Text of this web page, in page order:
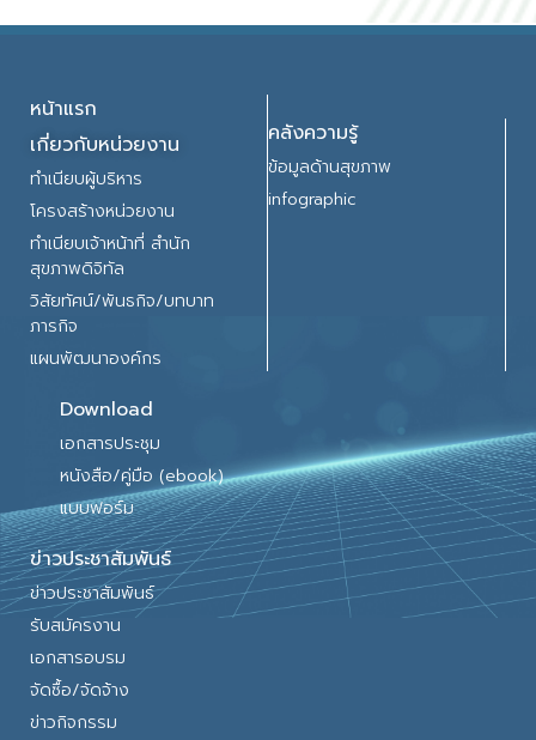
หน้าแรก
เกี่ยวกับหน่วยงาน
ทำเนียบผู้บริหาร
โครงสร้างหน่วยงาน
ทำเนียบเจ้าหน้าที่ สำนัก
สุขภาพดิจิทัล
วิสัยทัศน์/พันธกิจ/บทบาท
ภารกิจ
แผนพัฒนาองค์กร
คลังความรู้
ข้อมูลด้านสุขภาพ
infographic
Download
เอกสารประชุม
หนังสือ/คู่มือ (ebook)
แบบฟอร์ม
ข่าวประชาสัมพันธ์
ข่าวประชาสัมพันธ์
รับสมัครงาน
เอกสารอบรม
จัดซื้อ/จัดจ้าง
ข่าวกิจกรรม